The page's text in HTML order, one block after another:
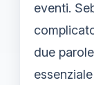
eventi.
due